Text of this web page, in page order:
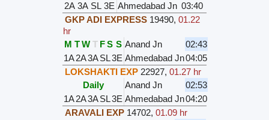
2A 3A SL 3E Ahmedabad Jn 03:40
GKP ADI EXPRESS 19490,01.22
hr
M T W T F S S Anand Jn
02:43
1A2A3ASL3E Ahmedabad Jn04:05
LOKSHAKTI EXP 22927,01.27 hr
Daily
Anand Jn
02:53
1A2A3ASL3E Ahmedabad Jn04:20
ARAVALI EXP 14702,01.09 hr